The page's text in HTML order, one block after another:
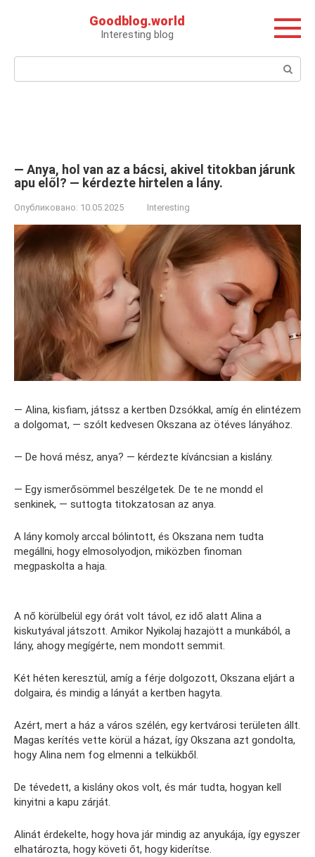
Goodblog.world
Interesting blog
Поиск:
— Anya, hol van az a bácsi, akivel titokban járunk
apu elől? — kérdezte hirtelen a lány.
Опубликовано: 10.05.2025 Interesting
— Alina, kisfiam, játssz a kertben Dzsókkal, amíg én elintézem
a dolgomat, — szólt kedvesen Okszana az ötéves lányához.
— De hová mész, anya? — kérdezte kíváncsian a kislány.
— Egy ismerősömmel beszélgetek. De te ne mondd el
senkinek, — suttogta titokzatosan az anya.
A lány komoly arccal bólintott, és Okszana nem tudta
megállni, hogy elmosolyodjon, miközben finoman
megpaskolta a haja.
A nő körülbelül egy órát volt távol, ez idő alatt Alina a
kiskutyával játszott. Amikor Nyikolaj hazajött a munkából, a
lány, ahogy megígérte, nem mondott semmit.
Két héten keresztül, amíg a férje dolgozott, Okszana eljárt a
dolgaira, és mindig a lányát a kertben hagyta.
Azért, mert a ház a város szélén, egy kertvárosi területen állt.
Magas kerítés vette körül a házat, így Okszana azt gondolta,
hogy Alina nem fog elmenni a telkükből.
De tévedett, a kislány okos volt, és már tudta, hogyan kell
kinyitni a kapu zárját.
Alinát érdekelte, hogy hova jár mindig az anyukája, így egyszer
elhatározta, hogy követi őt, hogy kiderítse.